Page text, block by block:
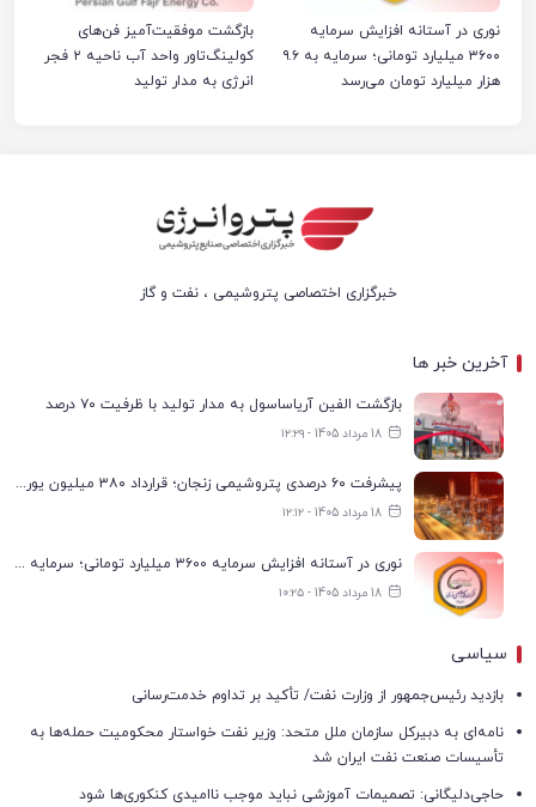
نوری در آستانه افزایش سرمایه
۳۶۰۰ میلیارد تومانی؛ سرمایه به ۹.۶
هزار میلیارد تومان می‌رسد
بازگشت موفقیت‌آمیز فن‌های
کولینگ‌تاور واحد آب ناحیه ۲ فجر
انرژی به مدار تولید
خبرگزاری اختصاصی پتروشیمی ، نفت و گاز
آخرین خبر ها
بازگشت الفین آریاساسول به مدار تولید با ظرفیت ۷۰ درصد
18 مرداد 1405 - ۱۲:۲۹
پیشرفت ۶۰ درصدی پتروشیمی زنجان؛ قرارداد ۳۸۰ میلیون یورویی با پیمانکاران منعقد شد
18 مرداد 1405 - ۱۲:۱۲
نوری در آستانه افزایش سرمایه ۳۶۰۰ میلیارد تومانی؛ سرمایه به ۹.۶ هزار میلیارد تومان می‌رسد
18 مرداد 1405 - ۱۰:۲۵
سیاسی
بازدید رئیس‌جمهور از وزارت نفت/ تأکید بر تداوم خدمت‌رسانی
نامه‌ای به دبیرکل سازمان ملل متحد: وزیر نفت خواستار محکومیت حمله‌ها به
تأسیسات صنعت نفت ایران شد
حاجی‌دلیگانی: تصمیمات آموزشی نباید موجب ناامیدی کنکوری‌ها شود